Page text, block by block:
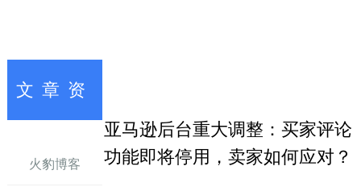
文章资
火豹博客
亚马逊后台重大调整：买家评论
功能即将停用，卖家如何应对？